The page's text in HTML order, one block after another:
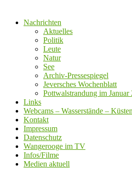
Nachrichten
Aktuelles
Politik
Leute
Natur
See
Archiv-Pressespiegel
Jeversches Wochenblatt
Pottwalstrandung im Januar
Links
Webcams – Wasserstände –
Kontakt
Impressum
Datenschutz
Wangerooge im TV
Infos/Filme
Medien aktuell